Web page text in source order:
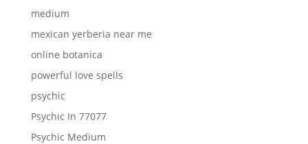
medium
mexican yerberia near me
online botanica
powerful love spells
psychic
Psychic In 77077
Psychic Medium